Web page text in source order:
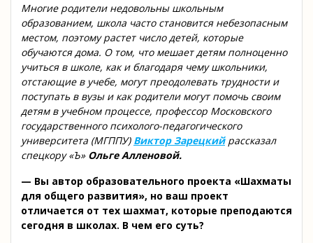
Многие родители недовольны школьным
образованием, школа часто становится небезопасным
местом, поэтому растет число детей, которые
обучаются дома. О том, что мешает детям полноценно
учиться в школе, как и благодаря чему школьники,
отстающие в учебе, могут преодолевать трудности и
поступать в вузы и как родители могут помочь своим
детям в учебном процессе, профессор Московского
государственного психолого-педагогического
университета (МГППУ) Виктор Зарецкийрассказал
спецкору «Ъ» Ольге Алленовой.
— Вы автор образовательного проекта «Шахматы
для общего развития», но ваш проект
отличается от тех шахмат, которые преподаются
сегодня в школах. В чем его суть?